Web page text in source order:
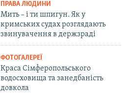
ПРАВА ЛЮДИНИ
Мить – і ти шпигун. Як у
кримських судах розглядають
звинувачення в держзраді
ФОТОГАЛЕРЕЇ
Краса Сімферопольського
водосховища та занедбаність
довкола